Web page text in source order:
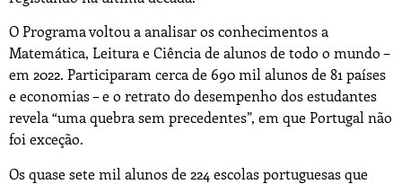
O Programa voltou a analisar os conhecimentos a
Matemática, Leitura e Ciência de alunos de todo o mundo –
em 2022. Participaram cerca de 690 mil alunos de 81 países
e economias – e o retrato do desempenho dos estudantes
revela “uma quebra sem precedentes”, em que Portugal não
foi exceção.
Os quase sete mil alunos de 224 escolas portuguesas que